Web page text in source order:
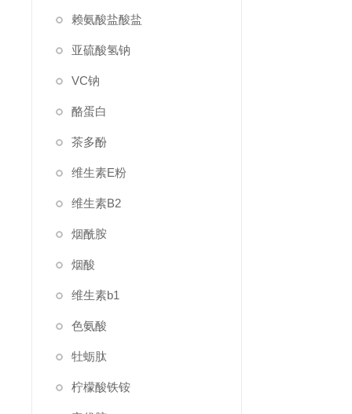
赖氨酸盐酸盐
亚硫酸氢钠
VC钠
酪蛋白
茶多酚
维生素E粉
维生素B2
烟酰胺
烟酸
维生素b1
色氨酸
牡蛎肽
柠檬酸铁铵